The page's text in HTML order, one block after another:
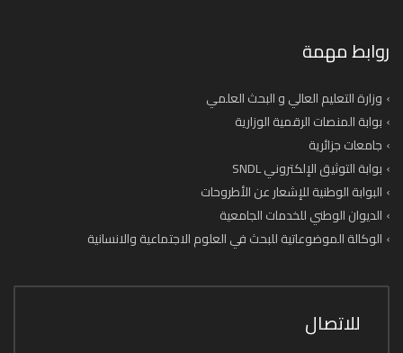
روابط مهمة
وزارة التعليم العالي و البحث العلمي
بوابة المنصات الرقمية الوزارية
جامعات جزائرية
بوابة التوثيق الإلكتروني SNDL
البوابة الوطنية للإشعار عن الأطروحات
الديوان الوطني للخدمات الجامعية
الوكالة الموضوعاتية للبحث في العلوم الاجتماعية والانسانية
للاتصال